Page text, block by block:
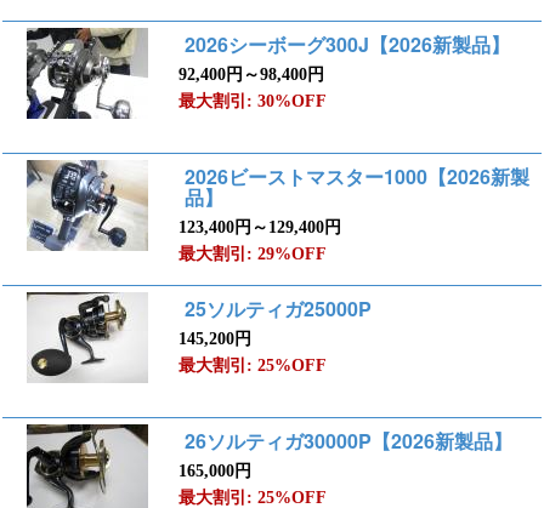
2026シーボーグ300J【2026新製品】
92,400円～98,400円
最大割引: 30%OFF
2026ビーストマスター1000【2026新製
品】
123,400円～129,400円
最大割引: 29%OFF
25ソルティガ25000P
145,200円
最大割引: 25%OFF
26ソルティガ30000P【2026新製品】
165,000円
最大割引: 25%OFF